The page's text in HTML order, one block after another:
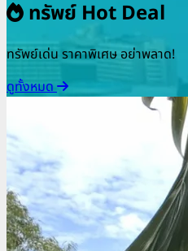
ทรัพย์ Hot Deal
ทรัพย์เด่น ราคาพิเศษ อย่าพลาด!
ดูทั้งหมด